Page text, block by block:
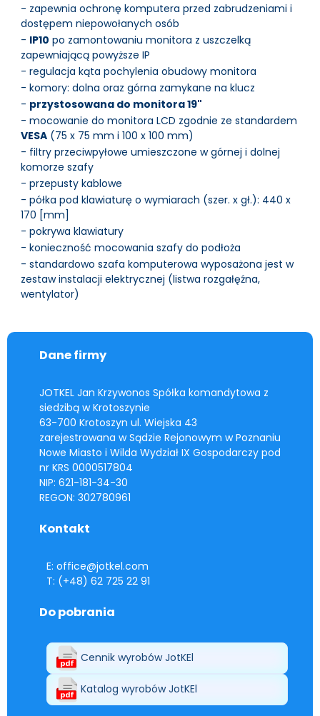
- zapewnia ochronę komputera przed zabrudzeniami i
dostępem niepowołanych osób
- IP10 po zamontowaniu monitora z uszczelką
zapewniającą powyższe IP
- regulacja kąta pochylenia obudowy monitora
- komory: dolna oraz górna zamykane na klucz
- przystosowana do monitora 19"
- mocowanie do monitora LCD zgodnie ze standardem
VESA (75 x 75 mm i 100 x 100 mm)
- filtry przeciwpyłowe umieszczone w górnej i dolnej
komorze szafy
- przepusty kablowe
- półka pod klawiaturę o wymiarach (szer. x gł.): 440 x
170 [mm]
- pokrywa klawiatury
- konieczność mocowania szafy do podłoża
- standardowo szafa komputerowa wyposażona jest w
zestaw instalacji elektrycznej (listwa rozgałęźna,
wentylator)
Dane firmy
JOTKEL Jan Krzywonos Spółka komandytowa z
siedzibą w Krotoszynie
63-700 Krotoszyn ul. Wiejska 43
zarejestrowana w Sądzie Rejonowym w Poznaniu
Nowe Miasto i Wilda Wydział IX Gospodarczy pod
nr KRS 0000517804
NIP: 621-181-34-30
REGON: 302780961
Kontakt
E: office@jotkel.com
T: (+48) 62 725 22 91
Do pobrania
Cennik wyrobów JotKEl
Katalog wyrobów JotKEl